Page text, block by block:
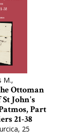
M.,
Ottoman
John's
Part
21-38
25